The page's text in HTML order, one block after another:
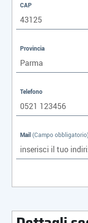
CAP
Provincia
Telefono
Mail(Campo